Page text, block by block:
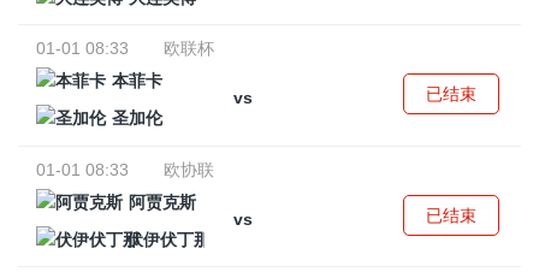
01-01 08:33
欧联杯
本菲卡
vs
圣加伦
已结束
01-01 08:33
欧协联
阿贾克斯
vs
伏伊伏丁那
已结束